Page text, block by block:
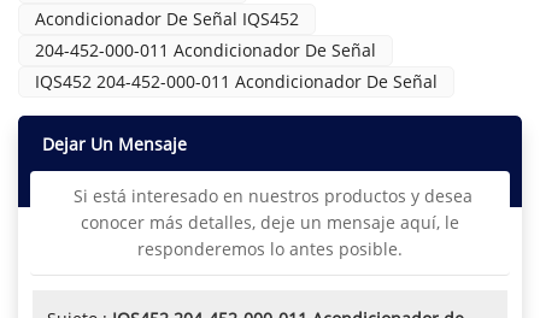
Acondicionador De Señal IQS452
204-452-000-011 Acondicionador De Señal
IQS452 204-452-000-011 Acondicionador De Señal
Dejar Un Mensaje
Si está interesado en nuestros productos y desea
conocer más detalles, deje un mensaje aquí, le
responderemos lo antes posible.